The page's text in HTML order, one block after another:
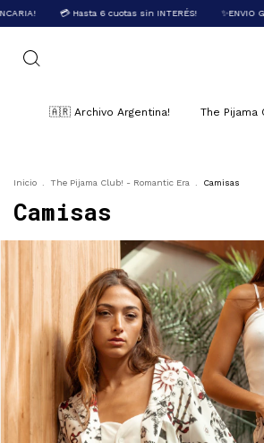
sin INTERÉS! ✨ENVIO GRATIS + $150.000!
🇦🇷 Archivo Argentina! The Pijama
Inicio The Pijama Club! - Romantic Era Camisas
Camisas